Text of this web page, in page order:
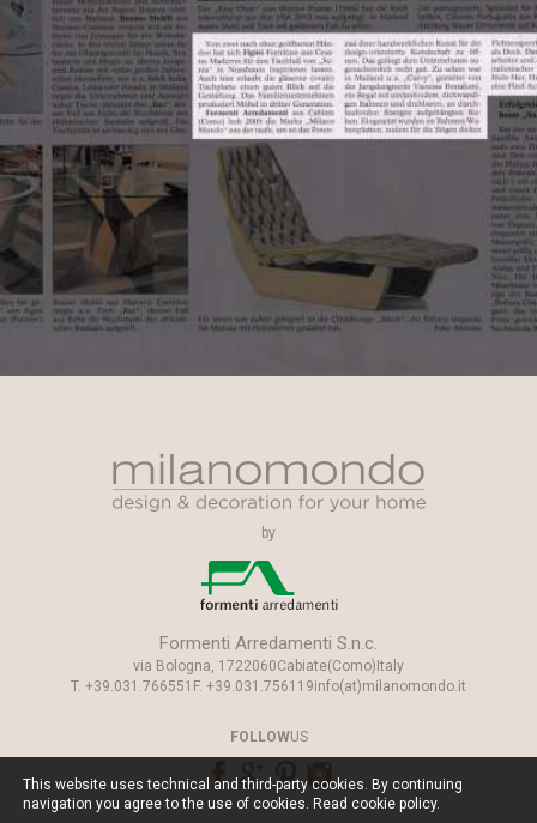
by
Formenti Arredamenti S.n.c.
via Bologna, 1722060Cabiate(Como)Italy
T. +39.031.766551 F. +39.031.756119info(at)milanomondo.it
FOLLOWUS
This website uses technical and third-party cookies. By continuing
navigation you agree to the use of cookies. Read cookie policy.